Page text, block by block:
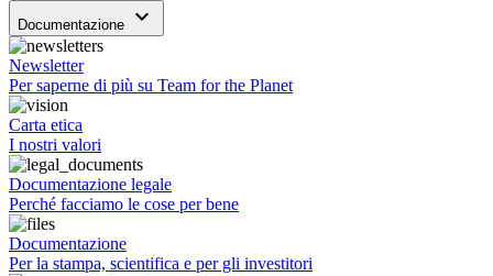
Documentazione keyboard_arrow_down
Newsletter
Per saperne di più su Team for the Planet
Carta etica
I nostri valori
Documentazione legale
Perché facciamo le cose per bene
Documentazione
Per la stampa, scientifica e per gli investitori